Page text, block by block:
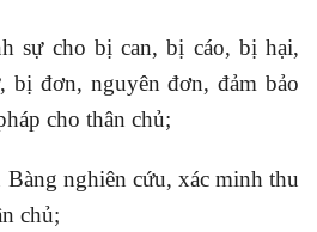
sự cho bị can, bị cáo, bị hại,
bị đơn, nguyên đơn, đảm bảo
cho thân chủ;
nghiên cứu, xác minh thu
chủ;